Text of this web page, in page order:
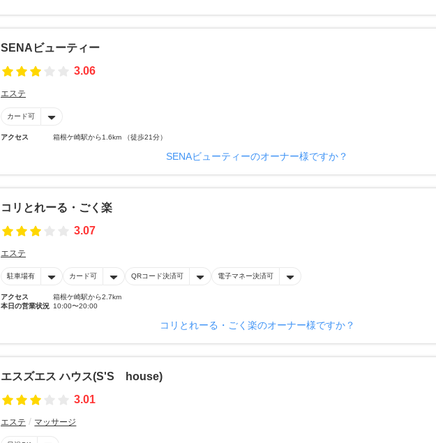
SENAビューティー
3.06
エステ
カード可
アクセス 箱根ケ崎駅から1.6km （徒歩21分）
SENAビューティーのオーナー様ですか？
コリとれーる・ごく楽
3.07
エステ
駐車場有 カード可 QRコード決済可 電子マネー決済可
アクセス
箱根ケ崎駅から2.7km
本日の営業状況 10:00〜20:00
コリとれーる・ごく楽のオーナー様ですか？
エスズエス ハウス(S'S house)
3.01
エステ マッサージ